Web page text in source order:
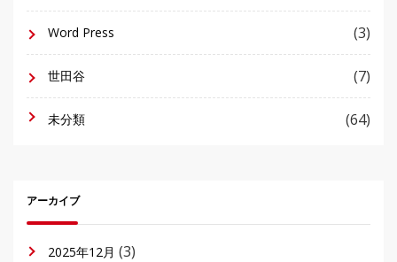
Word Press (3)
世田谷 (7)
未分類 (64)
アーカイブ
2025年12月 (3)